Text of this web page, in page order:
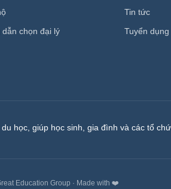
chọn đại lý
Tin tức
Tuyển dụng
học, giúp học sinh, gia đình và các tổ
Education Group · Made with ❤️